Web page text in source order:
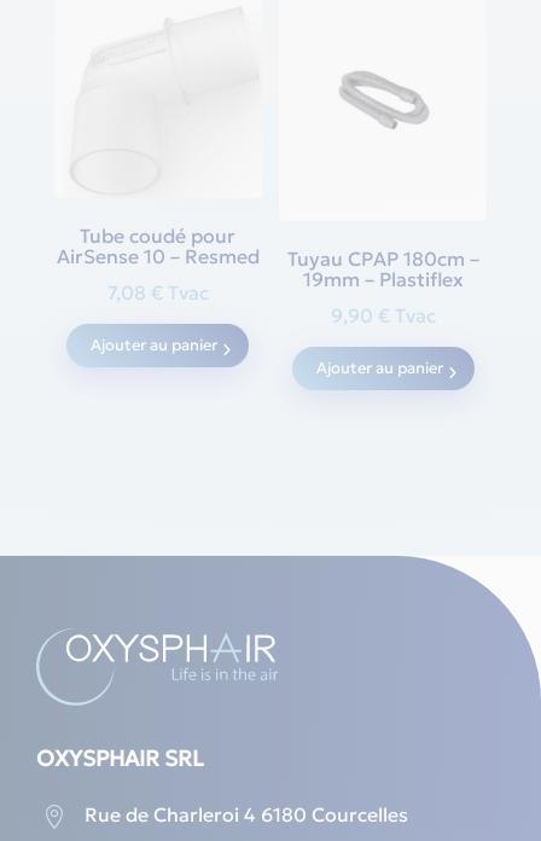
Tube coudé pour
AirSense 10 – Resmed
7,08 € Tvac
Ajouter au panier
Tuyau CPAP 180cm –
19mm – Plastiflex
9,90 € Tvac
Ajouter au panier
OXYSPHAIR SRL
 Rue de Charleroi 4 6180 Courcelles